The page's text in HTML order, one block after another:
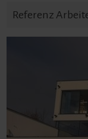
Referenz